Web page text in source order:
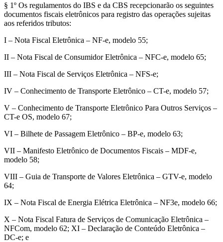
§ 1º Os regulamentos do IBS e da CBS recepcionarão os seguintes
documentos fiscais eletrônicos para registro das operações sujeitas
aos referidos tributos:
I – Nota Fiscal Eletrônica – NF-e, modelo 55;
II – Nota Fiscal de Consumidor Eletrônica – NFC-e, modelo 65;
III – Nota Fiscal de Serviços Eletrônica – NFS-e;
IV – Conhecimento de Transporte Eletrônico – CT-e, modelo 57;
V – Conhecimento de Transporte Eletrônico Para Outros Serviços –
CT-e OS, modelo 67;
VI – Bilhete de Passagem Eletrônico – BP-e, modelo 63;
VII – Manifesto Eletrônico de Documentos Fiscais – MDF-e,
modelo 58;
VIII – Guia de Transporte de Valores Eletrônica – GTV-e, modelo
64;
IX – Nota Fiscal de Energia Elétrica Eletrônica – NF3e, modelo 66;
X – Nota Fiscal Fatura de Serviços de Comunicação Eletrônica –
NFCom, modelo 62; XI – Declaração de Conteúdo Eletrônica –
DC-e; e